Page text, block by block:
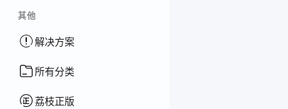
其他
解决方案
所有分类
荔枝正版